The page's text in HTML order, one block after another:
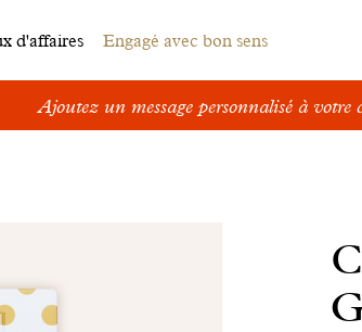
d'affaires Engagé avec bon sens
Ajoutez un message personnalisé à votre